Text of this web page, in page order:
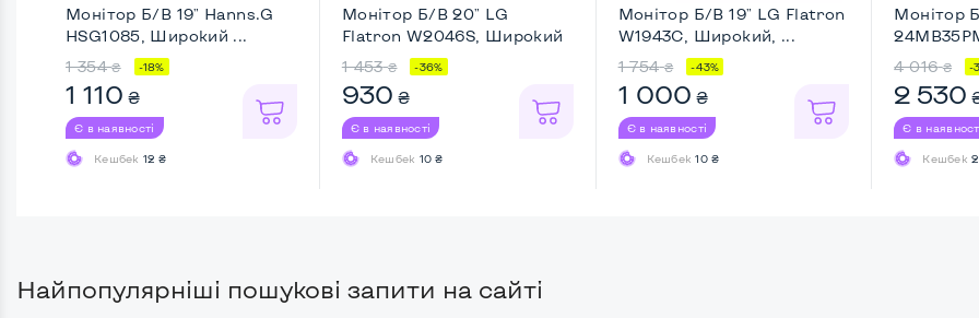
Монітор Б/В 19" Hanns.G
HSG1085, Широкий ...
1 354 ₴ -18%
1 110 ₴
Є в наявності
Кешбек 12 ₴
Монітор Б/В 20" LG
Flatron W2046S, Широкий
...
1 453 ₴ -36%
930 ₴
Є в наявності
Кешбек 10 ₴
Монітор Б/В 19" LG Flatron
W1943C, Широкий, ...
1 754 ₴ -43%
1 000 ₴
Є в наявності
Кешбек10 ₴
Монітор
Full ...
4 016 ₴ -
2 530
Є в
Кешбек
Найпопулярніші пошукові запити на сайті